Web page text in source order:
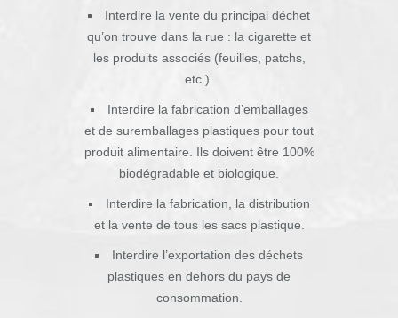
Interdire la vente du principal déchet
qu’on trouve dans la rue : la cigarette et
les produits associés (feuilles, patchs,
etc.).
Interdire la fabrication d’emballages
et de suremballages plastiques pour tout
produit alimentaire. Ils doivent être 100%
biodégradable et biologique.
Interdire la fabrication, la distribution
et la vente de tous les sacs plastique.
Interdire l’exportation des déchets
plastiques en dehors du pays de
consommation.